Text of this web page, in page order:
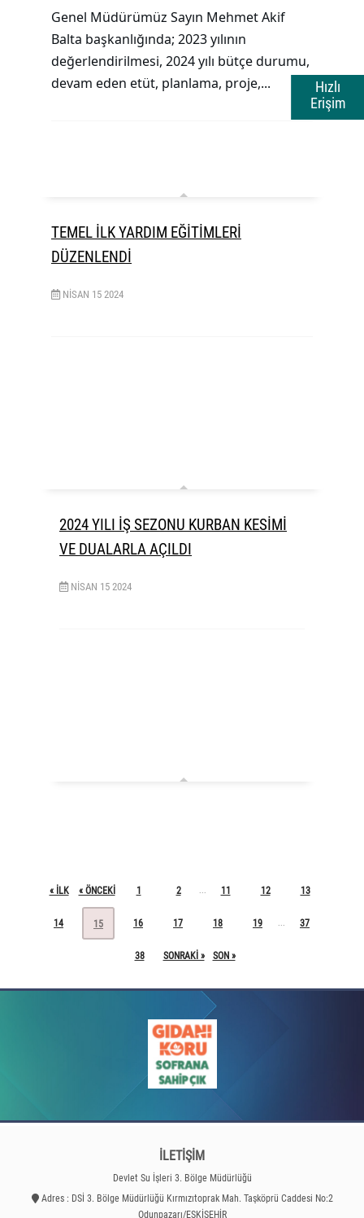
Hızlı
Erişim
Genel Müdürümüz Sayın Mehmet Akif
Balta başkanlığında; 2023 yılının
değerlendirilmesi, 2024 yılı bütçe durumu,
devam eden etüt, planlama, proje,...
TEMEL İLK YARDIM EĞİTİMLERİ
DÜZENLENDİ
NISAN 15 2024
2024 YILI İŞ SEZONU KURBAN KESİMİ
VE DUALARLA AÇILDI
NISAN 15 2024
« ILK « ÖNCEKI 1 2 11 12 13
14 15 16 17 18 19 37
38 SONRAKI » SON »
İLETİŞİM
Devlet Su İşleri 3. Bölge Müdürlüğü
Adres : DSİ 3. Bölge Müdürlüğü Kırmızıtoprak Mah. Taşköprü Caddesi No:2
Odunpazarı/ESKİŞEHİR